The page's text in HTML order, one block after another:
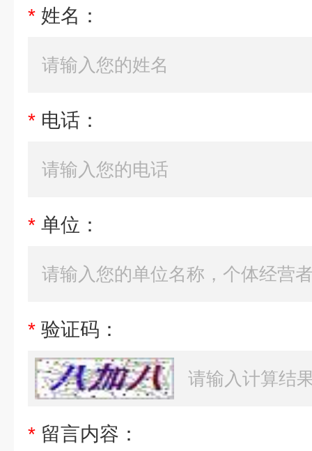
* 姓名：
* 电话：
* 单位：
* 验证码：
* 留言内容：